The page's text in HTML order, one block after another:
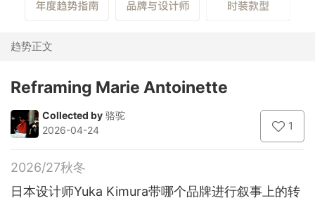
趋势正文
Reframing Marie Antoinette
Collected by 骆驼
2026-04-24
1
2026/27秋冬
日本设计师Yuka Kimura带哪个品牌进行叙事上的转